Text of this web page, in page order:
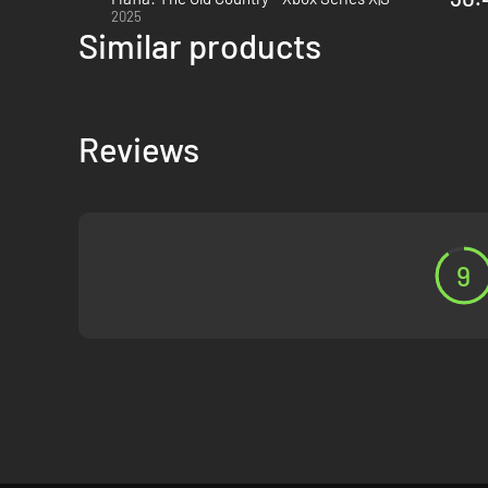
2025
Similar products
Reviews
9